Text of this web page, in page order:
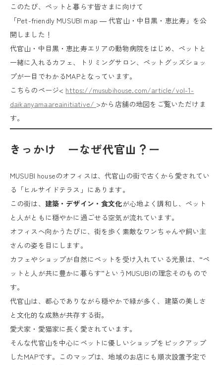
このたび、ペットと暮らす皆さまに向けて
「Pet-friendly MUSUBI map ― 代官山・中目黒・恵比寿」を公
開しました！
代官山・中目黒・恵比寿エリアの動物病院をはじめ、ペットと
一緒に入れるカフェ、トリミングサロン、ペットグッズショッ
プが一目でわかるMAPとなっています。
こちらのページ< https://musubihouse.com/article/vol-1-
daikanyamaareainitiative/ >から店舗の地図をご覧いただけま
す。
きっかけ ーなぜ代官山？ー
MUSUBI houseのオフィスは、代官山の街で古くから愛されてい
る「ヒルサイドテラス」にあります。
この街は、 建築・デザイン・食文化が心地よく調和し、ペット
と人がともに穏やかに過ごせる空気が流れています。
オフィスへ向かうたびに、街を歩く素敵なワンちゃんや飼い主
さんの姿を目にします。
カフェやショップが自然にペットを受け入れている光景は、“ペ
ットと人が共に豊かに暮らす”というMUSUBIの理念そのもので
す。
代官山は、都心でありながら穏やかで緑が多く、建築の美しさ
と文化的な成熟が共存する街。
愛犬家・愛猫家に長く愛されています。
そんな代官山を中心にペットに優しいショップをピックアップ
したMAPです。このマップは、地域のお店にも順次設置予定で